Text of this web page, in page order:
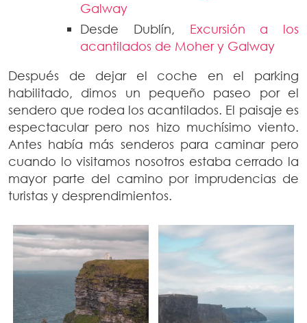
Galway
Desde Dublín, Excursión a los
acantilados de Moher y Galway
Después de dejar el coche en el parking
habilitado, dimos un pequeño paseo por el
sendero que rodea los acantilados. El paisaje es
espectacular pero nos hizo muchísimo viento.
Antes había más senderos para caminar pero
cuando lo visitamos nosotros estaba cerrado la
mayor parte del camino por imprudencias de
turistas y desprendimientos.